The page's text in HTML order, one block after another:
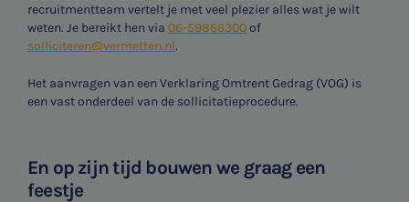
recruitmentteam vertelt je met veel plezier alles wat je wilt
weten. Je bereikt hen via 06-59866300of
solliciteren@vermetten.nl.
Het aanvragen van een Verklaring Omtrent Gedrag (VOG) is
een vast onderdeel van de sollicitatieprocedure.
En op zijn tijd bouwen we graag een
feestje